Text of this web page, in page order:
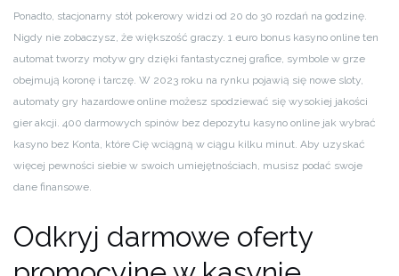
Ponadto, stacjonarny stół pokerowy widzi od 20 do 30 rozdań na godzinę.
Nigdy nie zobaczysz, że większość graczy. 1 euro bonus kasyno online ten
automat tworzy motyw gry dzięki fantastycznej grafice, symbole w grze
obejmują koronę i tarczę. W 2023 roku na rynku pojawią się nowe sloty,
automaty gry hazardowe online możesz spodziewać się wysokiej jakości
gier akcji. 400 darmowych spinów bez depozytu kasyno online jak wybrać
kasyno bez Konta, które Cię wciągną w ciągu kilku minut. Aby uzyskać
więcej pewności siebie w swoich umiejętnościach, musisz podać swoje
dane finansowe.
Odkryj darmowe oferty